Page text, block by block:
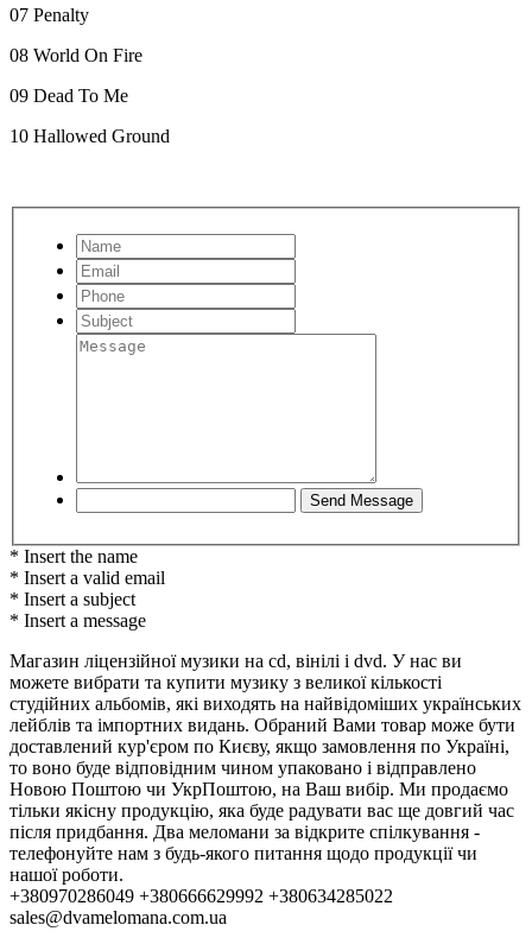
07 Penalty
08 World On Fire
09 Dead To Me
10 Hallowed Ground
* Insert the name
* Insert a valid email
* Insert a subject
* Insert a message
Магазин ліцензійної музики на cd, вінілі і dvd. У нас ви
можете вибрати та купити музику з великої кількості
студійних альбомів, які виходять на найвідоміших українських
лейблів та імпортних видань. Обраний Вами товар може бути
доставлений кур'єром по Києву, якщо замовлення по Україні,
то воно буде відповідним чином упаковано і відправлено
Новою Поштою чи УкрПоштою, на Ваш вибір. Ми продаємо
тільки якісну продукцію, яка буде радувати вас ще довгий час
після придбання. Два меломани за відкрите спілкування -
телефонуйте нам з будь-якого питання щодо продукції чи
нашої роботи.
+380970286049 +380666629992 +380634285022
sales@dvamelomana.com.ua